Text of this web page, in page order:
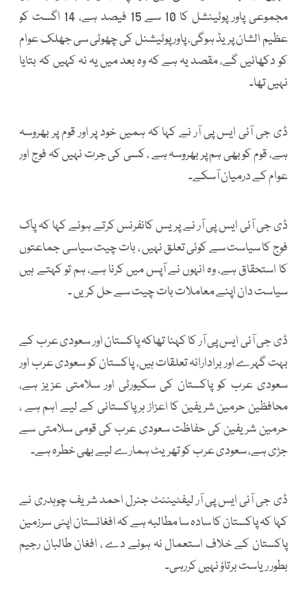
مجموعی پاور پوٹینشل کا 10 سے 15 فیصد ہے، 14 اگست کو
عظیم الشان پریڈ ہوگی، پاور پوٹیشنل کی چھوٹی سی جھلک عوام
کو دکھائیں گے، مقصد یہ ہے کہ وہ بعد میں یہ نہ کہیں کہ بتایا
نہیں تھا۔
ڈی جی آئی ایس پی آر نے کہا کہ ہمیں خود پر اور قوم پر بھروسہ
ہے، قوم کو بھی ہم پر بھروسہ ہے ، کسی کی جرت نہیں کہ فوج اور
عوام کے درمیان آسکے۔
ڈی جی آئی ایس پی آر نے پریس کانفرنس کرتے ہوئے کہا کہ پاک
فوج کا سیاست سے کوئی تعلق نہیں ، بات چیت سیاسی جماعتوں
کا استحقاق ہے، وہ انہوں نے آپس میں کرنا ہے، ہم تو کہتے ہیں
سیاست دان اپنے معاملات بات چیت سے حل کریں ۔
ڈی جی آئی ایس پی آر کا کہنا تھاکہ پاکستان اور سعودی عرب کے
بہت گہرے اور برادارانہ تعلقات ہیں، پاکستان کو سعودی عرب اور
سعودی عرب کو پاکستان کی سکیورٹی اور سلامتی عزیز ہے،
محافظین حرمین شریفین کا اعزاز ہر پاکستانی کے لیے اہم ہے ،
حرمین شریفین کی حفاظت سعودی عرب کی قومی سلامتی سے
جڑی ہے، سعودی عرب کو تھریٹ ہمارے لیے بھی خطرہ ہے۔
ڈی جی آئی ایس پی آر لیفٹیننٹ جنرل احمد شریف چوہدری نے
کہا کہ پاکستان کا سادہ سا مطالبہ ہے کہ افغانستان اپنی سرزمین
پاکستان کے خلاف استعمال نہ ہونے دے ، افغان طالبان رجیم
بطور ریاست برتاؤ نہیں کررہی۔